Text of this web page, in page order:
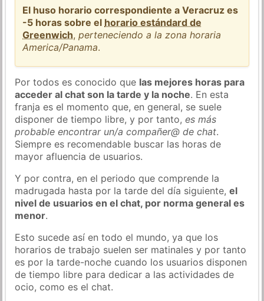
El huso horario correspondiente a Veracruz es
-5 horas sobre el horario estándard de
Greenwich,perteneciendo a la zona horaria
America/Panama.
Por todos es conocido que las mejores horas para
acceder al chat son la tarde y la noche. En esta
franja es el momento que, en general, se suele
disponer de tiempo libre, y por tanto,es más
probable encontrar un/a compañer@ de chat.
Siempre es recomendable buscar las horas de
mayor afluencia de usuarios.
Y por contra, en el periodo que comprende la
madrugada hasta por la tarde del día siguiente,el
nivel de usuarios en el chat, por norma general es
menor.
Esto sucede así en todo el mundo, ya que los
horarios de trabajo suelen ser matinales y por tanto
es por la tarde-noche cuando los usuarios disponen
de tiempo libre para dedicar a las actividades de
ocio, como es el chat.